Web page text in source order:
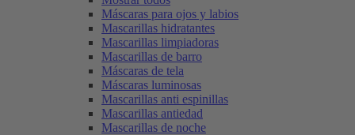
Máscaras para ojos y labios
Mascarillas hidratantes
Mascarillas limpiadoras
Mascarillas de barro
Máscaras de tela
Máscaras luminosas
Mascarillas anti espinillas
Mascarillas antiedad
Mascarillas de noche